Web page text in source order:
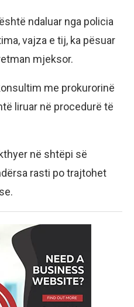
ndaluar nga policia
vajza e tij, ka pësuar
mjeksor.
me prokurorinë
liruar në procedurë të
në shtëpi së
rasti po trajtohet